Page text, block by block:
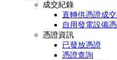
成交紀錄
直轉供憑證成
自用發電設備
憑證資訊
已發放憑證
憑證查詢